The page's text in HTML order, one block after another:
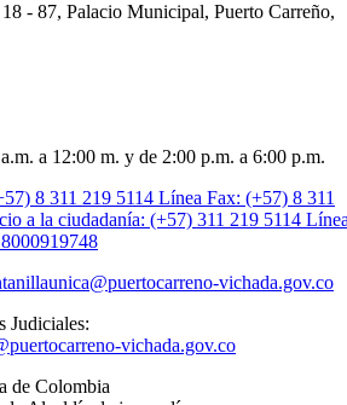
- 87, Palacio Municipal, Puerto Carreño,
a 12:00 m. y de 2:00 p.m. a 6:00 p.m.
8 311 219 5114 Línea Fax: (+57) 8 311
a la ciudadanía: (+57) 311 219 5114
vichada.gov.co
Judiciales:
vichada.gov.co